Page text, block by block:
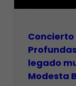
​Concierto
legado
Modesta